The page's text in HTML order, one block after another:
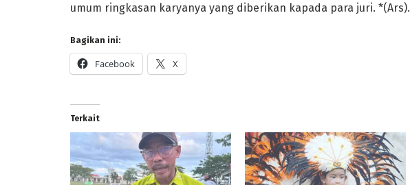
umum ringkasan karyanya yang diberikan kapada para juri. *(Ars).
Bagikan ini:
Facebook X
Terkait